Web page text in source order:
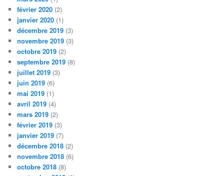
février 2020 (2)
janvier 2020 (1)
décembre 2019 (3)
novembre 2019 (3)
octobre 2019 (2)
septembre 2019 (8)
juillet 2019 (3)
juin 2019 (6)
mai 2019 (1)
avril 2019 (4)
mars 2019 (2)
février 2019 (3)
janvier 2019 (7)
décembre 2018 (2)
novembre 2018 (6)
octobre 2018 (8)